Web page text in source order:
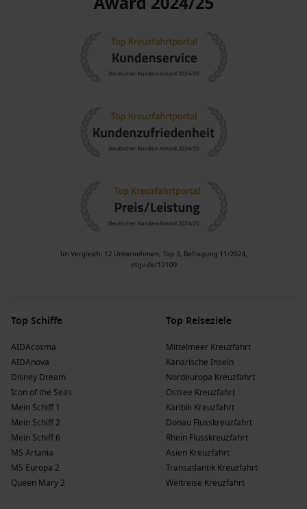
Genießen Sie die venezianische Architektur und die
Kretische Kulinarik probieren: Lassen Sie sich von den
Aromen der kretischen Küche verführen, die frische
Zutaten und traditionelle Rezepte in den lokalen
Besuch der Festung Koules: Erleben Sie die
Vergangenheit, während Sie die venezianische Festung
besichtigen, die den Hafen von Heraklion überblickt und
Häfen, die Sie möglicherweise vor oder nach
Heraklion besuchen
Geschichte, einschließlich der Stadt und des berühmten
. Erkunden Sie die mittelalterliche
bietet viele antike Ruinen, darunter das Asklepion.
Genießen Sie auch die schönen Strände.
Nafplion,
: Nafplion ist eine der schönsten
Städte Griechenlands, berühmt für seine venetianische
Architektur und die Altstadt mit schmalen Gassen.
Besuchen Sie die beeindruckende Festung Palamidi.
Gytheio,
: Gytheio ist ein charmantes
Hafenstädtchen, bekannt für seine schöne Küste und die
Möglichkeit, die faszinierenden Ruinen von Sparta in der
Nähe zu besuchen.
Kusadasi (
: Kusadasi ist der
Top Schiffe
AIDAcosma
AIDAnova
Disney Dream
Icon of the Seas
Mein Schiff 1
Mein Schiff 2
Mein Schiff 6
MS Artania
MS Europa 2
Queen Mary 2
Top Reiseziele
Mittelmeer Kreuzfahrt
Kanarische Inseln
Nordeuropa Kreuzfahrt
Ostsee Kreuzfahrt
Karibik Kreuzfahrt
Donau Flusskreuzfahrt
Rhein Flusskreuzfahrt
Asien Kreuzfahrt
Transatlantik Kreuzfahrt
Weltreise Kreuzfahrt